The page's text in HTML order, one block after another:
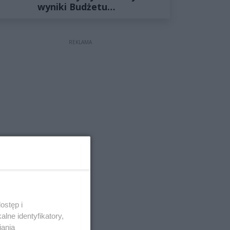
wyniki Budżetu
REKLAMA
i
identyfikatory,